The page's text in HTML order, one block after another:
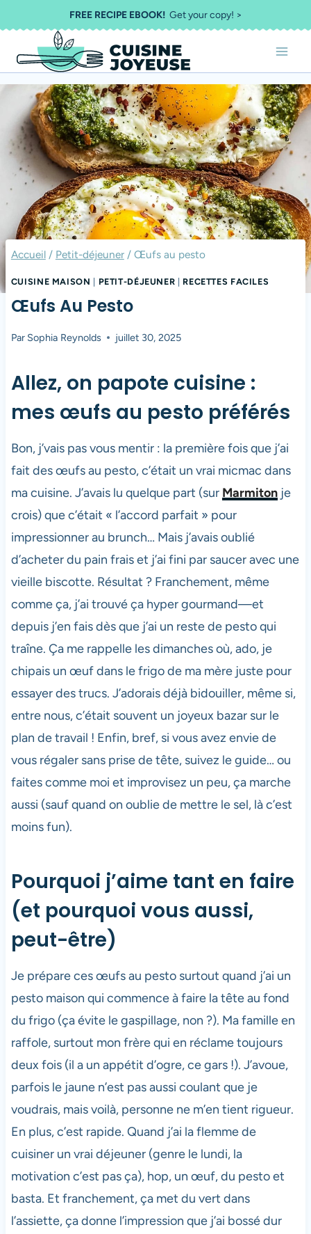
au
contenu
FREE RECIPE EBOOK!Get your copy! >
Accueil / Petit-déjeuner / Œufs au pesto
CUISINE MAISON PETIT-DÉJEUNER RECETTES FACILES
Œufs Au Pesto
Par Sophia Reynolds juillet 30, 2025
Allez, on papote cuisine :
mes œufs au pesto préférés
Bon, j’vais pas vous mentir : la première fois que j’ai
fait des œufs au pesto, c’était un vrai micmac dans
ma cuisine. J’avais lu quelque part (sur Marmitonje
crois) que c’était « l’accord parfait » pour
impressionner au brunch… Mais j’avais oublié
d’acheter du pain frais et j’ai fini par saucer avec une
vieille biscotte. Résultat ? Franchement, même
comme ça, j’ai trouvé ça hyper gourmand—et
depuis j’en fais dès que j’ai un reste de pesto qui
traîne. Ça me rappelle les dimanches où, ado, je
chipais un œuf dans le frigo de ma mère juste pour
essayer des trucs. J’adorais déjà bidouiller, même si,
entre nous, c’était souvent un joyeux bazar sur le
plan de travail ! Enfin, bref, si vous avez envie de
vous régaler sans prise de tête, suivez le guide… ou
faites comme moi et improvisez un peu, ça marche
aussi (sauf quand on oublie de mettre le sel, là c’est
moins fun).
Pourquoi j’aime tant en faire
(et pourquoi vous aussi,
peut-être)
Je prépare ces œufs au pesto surtout quand j’ai un
pesto maison qui commence à faire la tête au fond
du frigo (ça évite le gaspillage, non ?). Ma famille en
raffole, surtout mon frère qui en réclame toujours
deux fois (il a un appétit d’ogre, ce gars !). J’avoue,
parfois le jaune n’est pas aussi coulant que je
voudrais, mais voilà, personne ne m’en tient rigueur.
En plus, c’est rapide. Quand j’ai la flemme de
cuisiner un vrai déjeuner (genre le lundi, la
motivation c’est pas ça), hop, un œuf, du pesto et
basta. Et franchement, ça met du vert dans
l’assiette, ça donne l’impression que j’ai bossé dur